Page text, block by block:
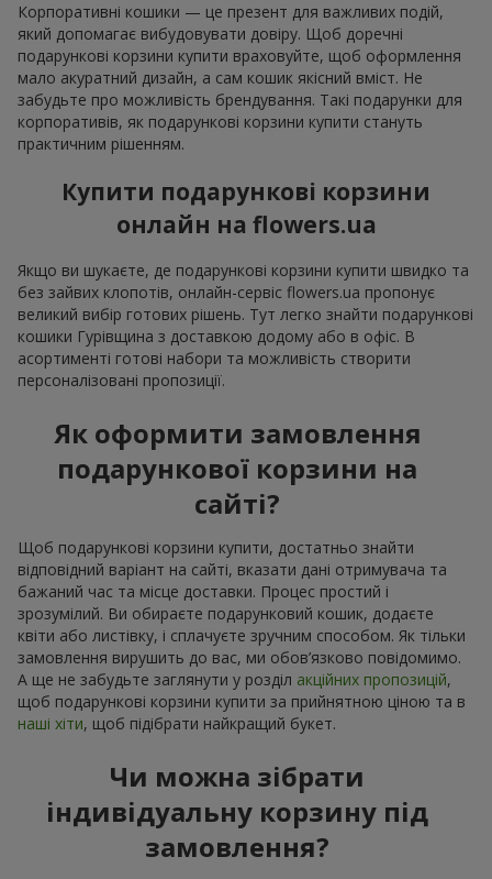
Корпоративні кошики — це презент для важливих подій,
який допомагає вибудовувати довіру. Щоб доречні
подарункові корзини купити враховуйте, щоб оформлення
мало акуратний дизайн, а сам кошик якісний вміст. Не
забудьте про можливість брендування. Такі подарунки для
корпоративів, як подарункові корзини купити стануть
практичним рішенням.
Купити подарункові корзини
онлайн на flowers.ua
Якщо ви шукаєте, де подарункові корзини купити швидко та
без зайвих клопотів, онлайн-сервіс flowers.ua пропонує
великий вибір готових рішень. Тут легко знайти подарункові
кошики Гурівщина з доставкою додому або в офіс. В
асортименті готові набори та можливість створити
персоналізовані пропозиції.
Як оформити замовлення
подарункової корзини на
сайті?
Щоб подарункові корзини купити, достатньо знайти
відповідний варіант на сайті, вказати дані отримувача та
бажаний час та місце доставки. Процес простий і
зрозумілий. Ви обираєте подарунковий кошик, додаєте
квіти або листівку, і сплачуєте зручним способом. Як тільки
замовлення вирушить до вас, ми обов’язково повідомимо.
А ще не забудьте заглянути у розділ акційних пропозицій,
щоб подарункові корзини купити за прийнятною ціною та в
наші хіти, щоб підібрати найкращий букет.
Чи можна зібрати
індивідуальну корзину під
замовлення?